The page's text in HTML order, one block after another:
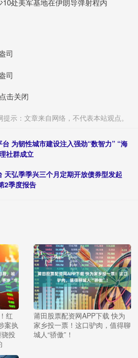
处美军基地在伊朗导弹射程内
司
司
击关闭
提示：文章来自网络，不代表本站观点。
为韧性城市建设注入强劲“数智力” “海
社群成立
天弘季季兴三个月定期开放债券型发起
2季度报告
红
案执
投
莆田股票配资网APP下载 快为
家乡投一票！这口驴肉，值得聊
城人“骄傲”！